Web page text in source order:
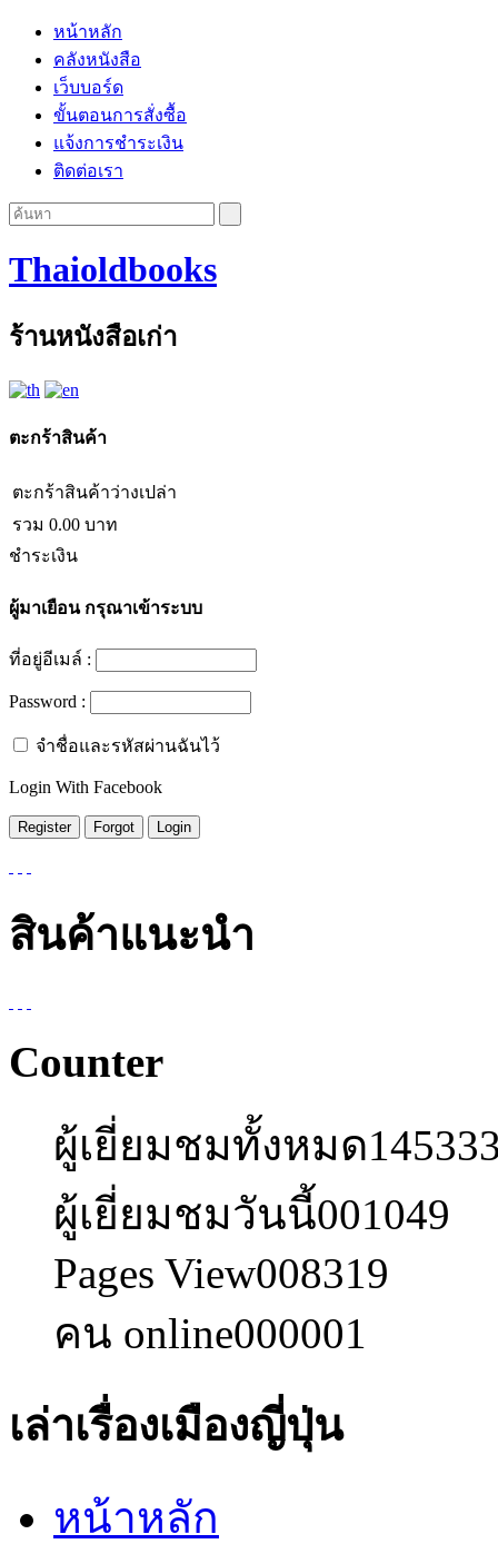
หน้าหลัก
คลังหนังสือ
เว็บบอร์ด
ขั้นตอนการสั่งซื้อ
แจ้งการชำระเงิน
ติดต่อเรา
Thaioldbooks
ร้านหนังสือเก่า
ตะกร้าสินค้า
ตะกร้าสินค้าว่างเปล่า
รวม 0.00 บาท
ชำระเงิน
ผู้มาเยือนกรุณาเข้าระบบ
ที่อยู่อีเมล์ :
Password :
จำชื่อและรหัสผ่านฉันไว้
Login With Facebook
สินค้าแนะนำ
Counter
ผู้เยี่ยมชมทั้งหมด
ผู้เยี่ยมชมวันนี้001049
Pages View008319
คน online000001
เล่าเรื่องเมืองญี่ปุ่น
หน้าหลัก